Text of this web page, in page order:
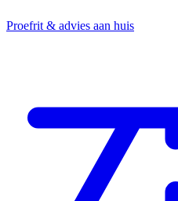
Proefrit & advies aan huis